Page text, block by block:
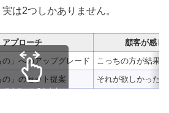
は2つしかありません。
アプローチ
顧客が感じ
の」へのアップグレード
こっちの方が結果
の」のセット提案 それが欲しかった
スクロールできます